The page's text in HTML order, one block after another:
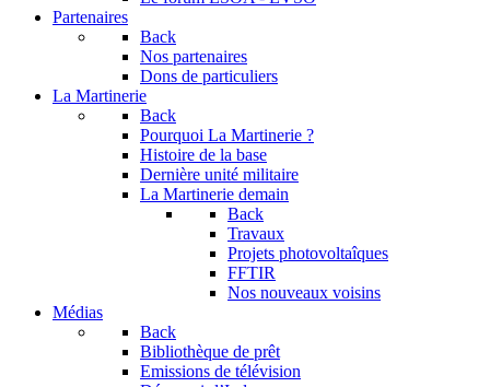
Partenaires
Back
Nos partenaires
Dons de particuliers
La Martinerie
Back
Pourquoi La Martinerie ?
Histoire de la base
Dernière unité militaire
La Martinerie demain
Back
Travaux
Projets photovoltaîques
FFTIR
Nos nouveaux voisins
Médias
Back
Bibliothèque de prêt
Emissions de télévision